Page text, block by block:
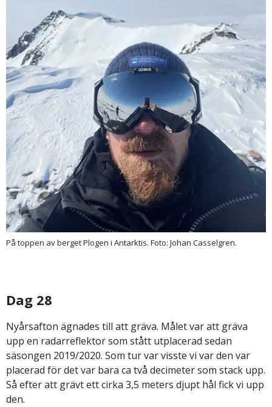
På toppen av berget Plogen i Antarktis. Foto: Johan Casselgren.
Dag 28
Nyårsafton ägnades till att gräva. Målet var att gräva
upp en radarreflektor som stått utplacerad sedan
säsongen 2019/2020. Som tur var visste vi var den var
placerad för det var bara ca två decimeter som stack upp.
Så efter att grävt ett cirka 3,5 meters djupt hål fick vi upp
den.